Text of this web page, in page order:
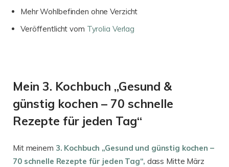
Mehr Wohlbefinden ohne Verzicht
Veröffentlicht vom Tyrolia Verlag
Mein 3. Kochbuch „Gesund &
günstig kochen – 70 schnelle
Rezepte für jeden Tag“
Mit meinem 3. Kochbuch „Gesund und günstig kochen –
70 schnelle Rezepte für jeden Tag“, dass Mitte März